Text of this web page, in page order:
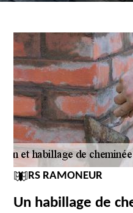
RS RAMONEUR
Un habillage de